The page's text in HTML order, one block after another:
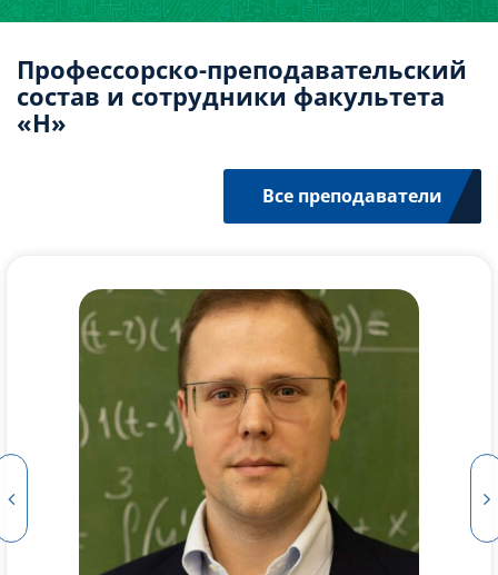
Профессорско-преподавательский
состав и сотрудники факультета
«Н»
Все преподаватели